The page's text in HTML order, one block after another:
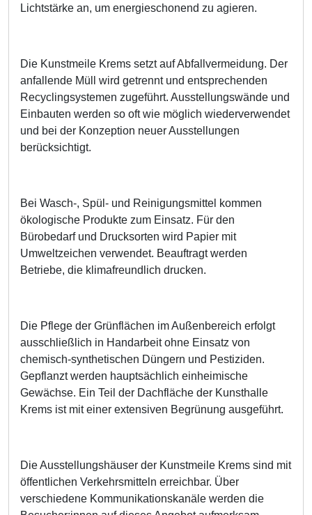
Lichtstärke an, um energieschonend zu agieren.
Die Kunstmeile Krems setzt auf Abfallvermeidung. Der
anfallende Müll wird getrennt und entsprechenden
Recyclingsystemen zugeführt. Ausstellungswände und
Einbauten werden so oft wie möglich wiederverwendet
und bei der Konzeption neuer Ausstellungen
berücksichtigt.
Bei Wasch-, Spül- und Reinigungsmittel kommen
ökologische Produkte zum Einsatz. Für den
Bürobedarf und Drucksorten wird Papier mit
Umweltzeichen verwendet. Beauftragt werden
Betriebe, die klimafreundlich drucken.
Die Pflege der Grünflächen im Außenbereich erfolgt
ausschließlich in Handarbeit ohne Einsatz von
chemisch-synthetischen Düngern und Pestiziden.
Gepflanzt werden hauptsächlich einheimische
Gewächse. Ein Teil der Dachfläche der Kunsthalle
Krems ist mit einer extensiven Begrünung ausgeführt.
Die Ausstellungshäuser der Kunstmeile Krems sind mit
öffentlichen Verkehrsmitteln erreichbar. Über
verschiedene Kommunikationskanäle werden die